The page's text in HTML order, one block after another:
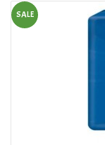
SALE